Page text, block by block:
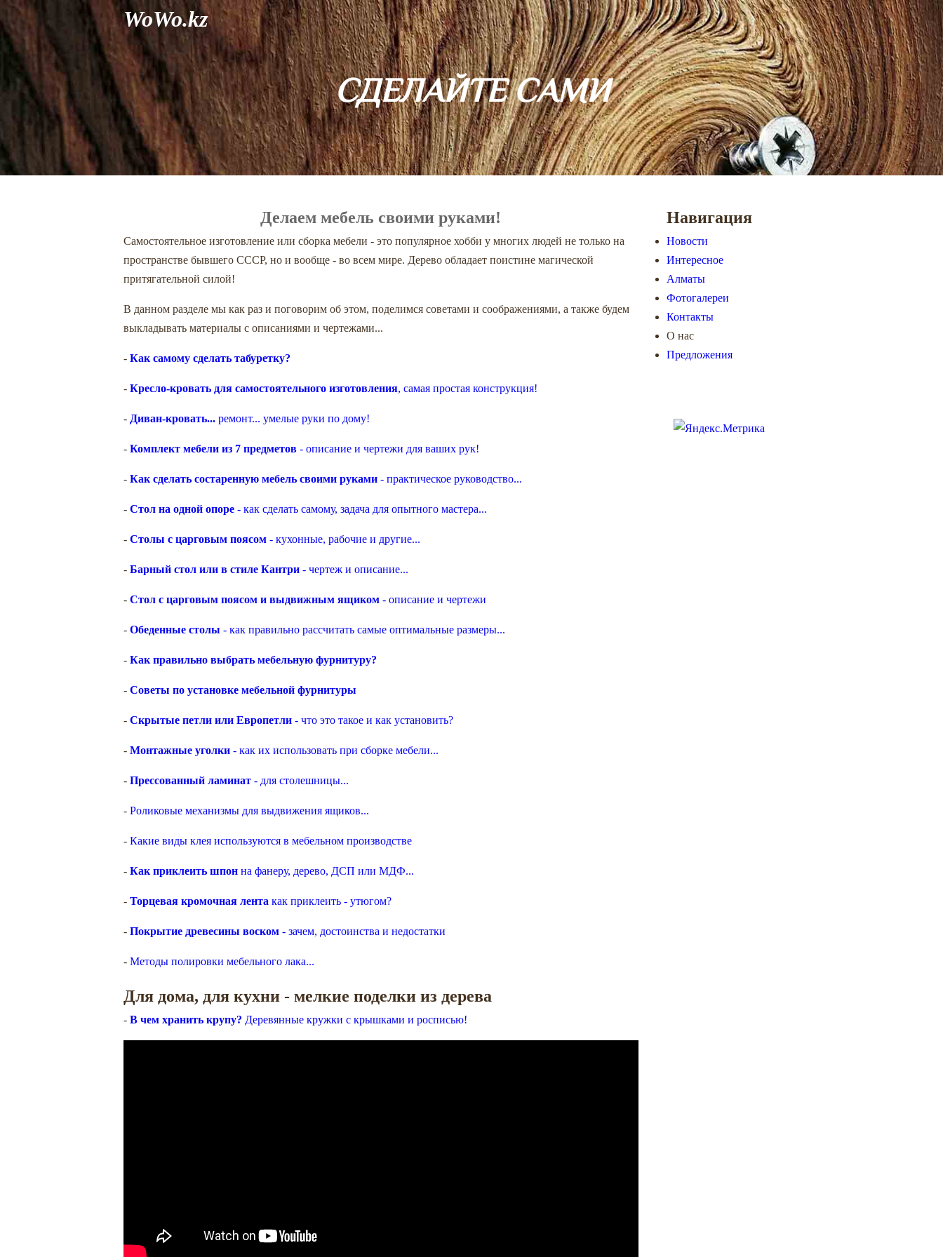
WoWo.kz
СДЕЛАЙТЕ САМИ
Делаем мебель своими руками!
Самостоятельное изготовление или сборка мебели - это популярное хобби у многих людей не только на
пространстве бывшего СССР, но и вообще - во всем мире. Дерево обладает поистине магической
притягательной силой!
В данном разделе мы как раз и поговорим об этом, поделимся советами и соображениями, а также будем
выкладывать материалы с описаниями и чертежами...
- Как самому сделать табуретку?
- Кресло-кровать для самостоятельного изготовления, самая простая конструкция!
- Диван-кровать...ремонт... умелые руки по дому!
- Комплект мебели из 7 предметов- описание и чертежи для ваших рук!
- Как сделать состаренную мебель своими руками- практическое руководство...
- Стол на одной опоре- как сделать самому, задача для опытного мастера...
- Столы с царговым поясом- кухонные, рабочие и другие...
- Барный стол или в стиле Кантри- чертеж и описание...
- Стол с царговым поясом и выдвижным ящиком- описание и чертежи
- Обеденные столы - как правильно рассчитать самые оптимальные размеры...
- Как правильно выбрать мебельную фурнитуру?
- Советы по установке мебельной фурнитуры
- Скрытые петли или Европетли- что это такое и как установить?
- Монтажные уголки- как их использовать при сборке мебели...
- Прессованный ламинат- для столешницы...
- Роликовые механизмы для выдвижения ящиков...
- Какие виды клея используются в мебельном производстве
- Как приклеить шпонна фанеру, дерево, ДСП или МДФ...
- Торцевая кромочная лента как приклеить - утюгом?
- Покрытие древесины воском- зачем, достоинства и недостатки
- Методы полировки мебельного лака...
Для дома, для кухни - мелкие поделки из дерева
- В чем хранить крупу? Деревянные кружки с крышками и росписью!
Навигация
Новости
Интересное
Алматы
Фотогалереи
Контакты
О нас
Предложения